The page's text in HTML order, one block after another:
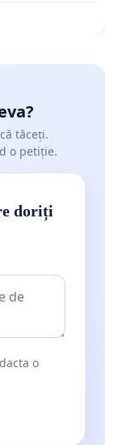
tăceți.
o petiție.
doriți
o